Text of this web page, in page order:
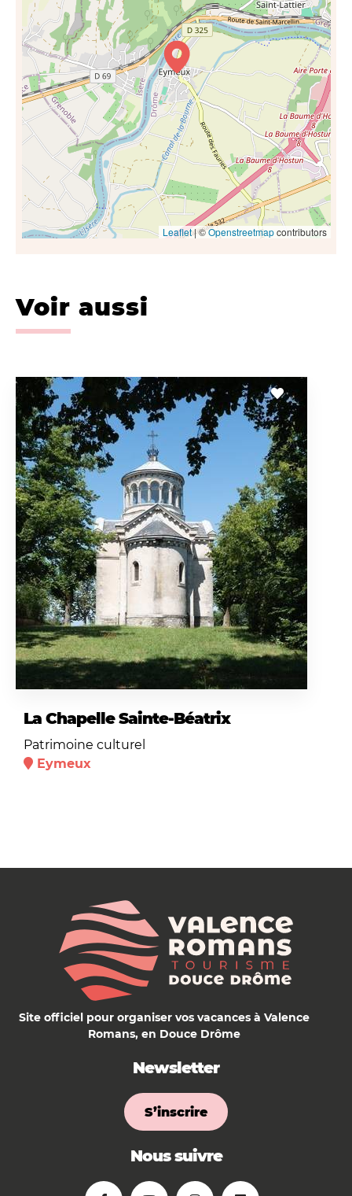
Leaflet| ©Openstreetmapcontributors
Voir aussi
La Chapelle Sainte-Béatrix
Patrimoine culturel
Eymeux
Site officiel pour organiser vos vacances à Valence
Romans, en Douce Drôme
Newsletter
S’inscrire
Nous suivre